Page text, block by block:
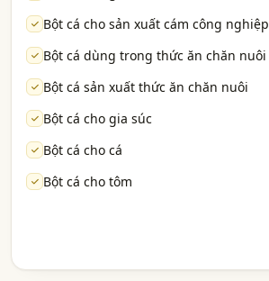
Bột cá cho sản xuất cám công nghiệp
Bột cá dùng trong thức ăn chăn nuôi
Bột cá sản xuất thức ăn chăn nuôi
Bột cá cho gia súc
Bột cá cho cá
Bột cá cho tôm